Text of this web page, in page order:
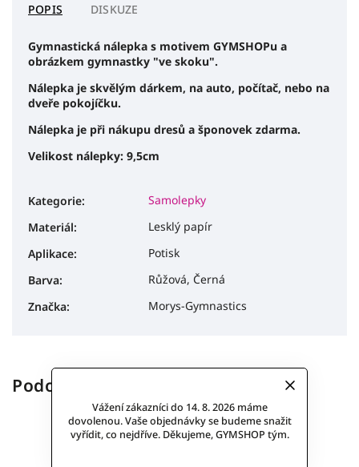
Vážení zákazníci do 14. 8. 2026 máme
dovolenou. Vaše objednávky se budeme snažit
vyřídit, co nejdříve. Děkujeme, GYMSHOP tým.
POPIS DISKUZE
Gymnastická nálepka s motivem GYMSHOPu a
obrázkem gymnastky "ve skoku".
Nálepka je skvělým dárkem, na auto, počítač, nebo na
dveře pokojíčku.
Nálepka je při nákupu dresů a šponovek zdarma.
Velikost nálepky: 9,5cm
Kategorie:
Samolepky
Materiál:
Lesklý papír
Aplikace:
Potisk
Barva:
Růžová, Černá
Značka: Morys-Gymnastics
Podobné (1)